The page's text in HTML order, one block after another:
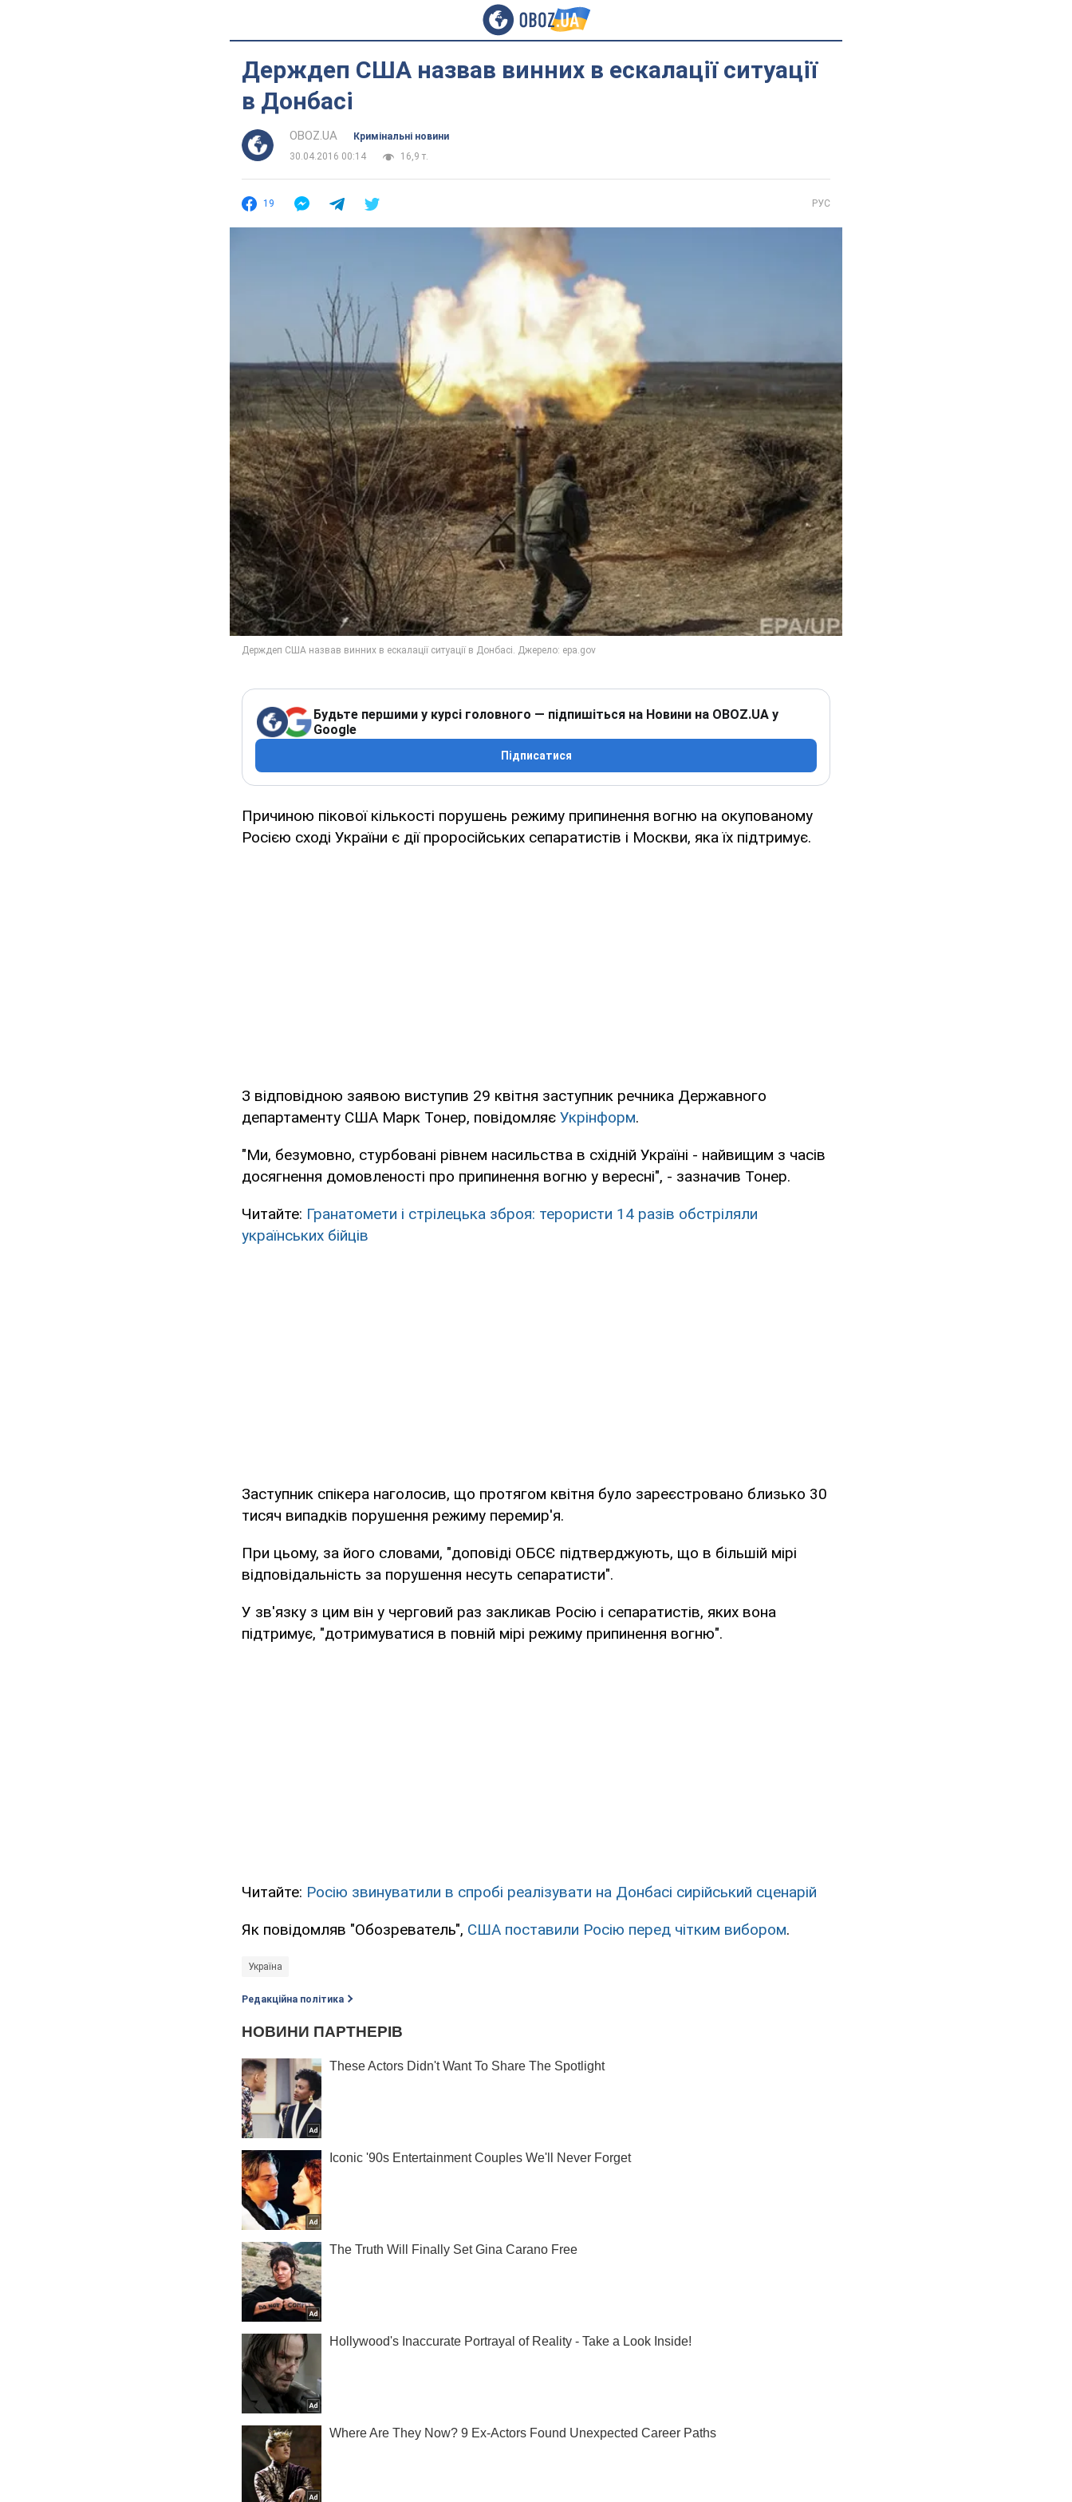
Держдеп США назвав винних в ескалації ситуації
в Донбасі
OBOZ.UA
Кримінальні новини
30.04.2016 00:14
16,9 т.
19 РУС
Будьте першими у курсі головного — підпишіться на Новини на OBOZ.UA у
Google
Підписатися
Причиною пікової кількості порушень режиму припинення вогню на окупованому
Росією сході України є дії проросійських сепаратистів і Москви, яка їх підтримує.
З відповідною заявою виступив 29 квітня заступник речника Державного
департаменту США Марк Тонер, повідомляє Укрінформ.
"Ми, безумовно, стурбовані рівнем насильства в східній Україні - найвищим з часів
досягнення домовленості про припинення вогню у вересні", - зазначив Тонер.
Читайте: Гранатомети і стрілецька зброя: терористи 14 разів обстріляли
українських бійців
Заступник спікера наголосив, що протягом квітня було зареєстровано близько 30
тисяч випадків порушення режиму перемир'я.
При цьому, за його словами, "доповіді ОБСЄ підтверджують, що в більшій мірі
відповідальність за порушення несуть сепаратисти".
У зв'язку з цим він у черговий раз закликав Росію і сепаратистів, яких вона
підтримує, "дотримуватися в повній мірі режиму припинення вогню".
Читайте: Росію звинуватили в спробі реалізувати на Донбасі сирійський сценарій
Як повідомляв "Обозреватель", США поставили Росію перед чітким вибором.
Україна
Редакційна політика